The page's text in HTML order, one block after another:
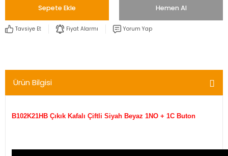
Sepete Ekle Hemen Al
Tavsiye Et Fiyat Alarmı Yorum Yap
Ürün Bilgisi
B102K21HB Çıkık Kafalı Çiftli Siyah Beyaz 1NO + 1C Buton